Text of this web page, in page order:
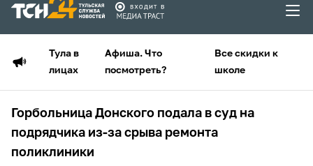
Тула в
лицах
Афиша. Что
посмотреть?
Все скидки к
школе
Горбольница Донского подала в суд на
подрядчика из-за срыва ремонта
поликлиники